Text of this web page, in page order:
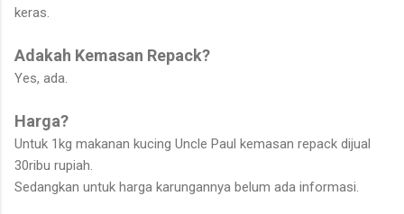
keras.
Adakah Kemasan Repack?
Yes, ada.
Harga?
Untuk 1kg makanan kucing Uncle Paul kemasan repack dijual
30ribu rupiah.
Sedangkan untuk harga karungannya belum ada informasi.